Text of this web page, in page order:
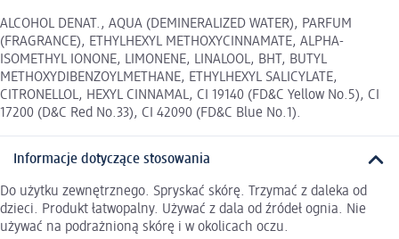
ALCOHOL DENAT., AQUA (DEMINERALIZED WATER), PARFUM
(FRAGRANCE), ETHYLHEXYL METHOXYCINNAMATE, ALPHA-
ISOMETHYL IONONE, LIMONENE, LINALOOL, BHT, BUTYL
METHOXYDIBENZOYLMETHANE, ETHYLHEXYL SALICYLATE,
CITRONELLOL, HEXYL CINNAMAL, CI 19140 (FD&C Yellow No.5), CI
17200 (D&C Red No.33), CI 42090 (FD&C Blue No.1).
Informacje dotyczące stosowania
Do użytku zewnętrznego. Spryskać skórę. Trzymać z daleka od
dzieci. Produkt łatwopalny. Używać z dala od źródeł ognia. Nie
używać na podrażnioną skórę i w okolicach oczu.